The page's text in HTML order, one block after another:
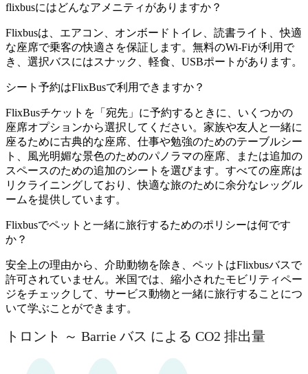
flixbusにはどんなアメニティがありますか？
Flixbusは、エアコン、オンボードトイレ、読書ライト、快適
な座席で乗客の快適さを保証します。無料のWi-Fiが利用で
き、選択バスにはスナック、軽食、USBポートがあります。
シート予約はFlixBusで利用できますか？
FlixBusチケットを「宛先」に予約するときに、いくつかの
座席オプションから選択してください。家族や友人と一緒に
座るために古典的な座席、仕事や勉強のためのテーブルシー
ト、風光明媚な景色のためのパノラマの座席、または追加の
スペースのための追加のシートを選びます。すべての座席は
リクライニングしており、快適な旅のために余分なレッグル
ームを提供しています。
Flixbusでペットと一緒に旅行するためのポリシーは何です
か？
安全上の理由から、介助動物を除き、ペットはFlixbusバスで
許可されていません。米国では、縮小されたモビリティペー
ジをチェックして、サービス動物と一緒に旅行することにつ
いて学ぶことができます。
トロント ～ Barrie バス による CO2 排出量